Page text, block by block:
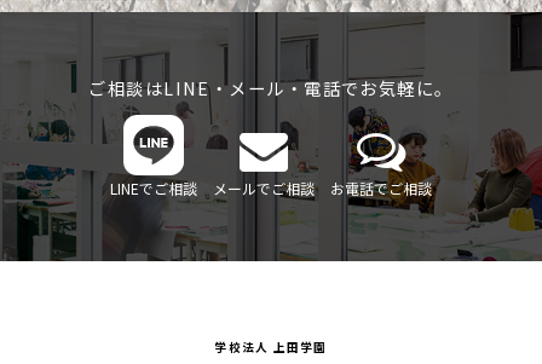
ご相談はLINE・メール・電話でお気軽に。
LINEでご相談 メールでご相談 お電話でご相談
学校法人 上田学園